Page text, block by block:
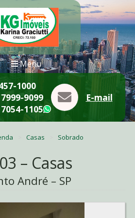
Menu
1000
9099
1105
WhatsApp
E-mail
Casas Sobrado
– Casas
André – SP